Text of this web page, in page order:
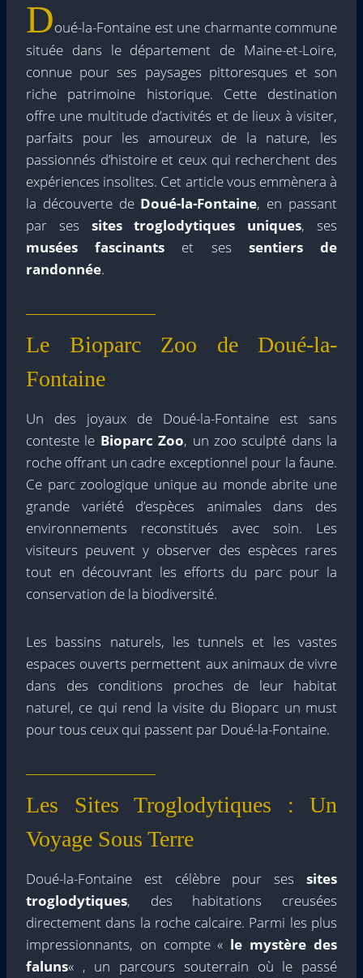
Doué-la-Fontaine est une charmante commune
située dans le département de Maine-et-Loire,
connue pour ses paysages pittoresques et son
riche patrimoine historique. Cette destination
offre une multitude d’activités et de lieux à visiter,
parfaits pour les amoureux de la nature, les
passionnés d’histoire et ceux qui recherchent des
expériences insolites. Cet article vous emmènera à
la découverte de Doué-la-Fontaine, en passant
par ses sites troglodytiques uniques, ses
musées fascinants et ses sentiers de
randonnée.
Le Bioparc Zoo de Doué-la-
Fontaine
Un des joyaux de Doué-la-Fontaine est sans
conteste le Bioparc Zoo, un zoo sculpté dans la
roche offrant un cadre exceptionnel pour la faune.
Ce parc zoologique unique au monde abrite une
grande variété d’espèces animales dans des
environnements reconstitués avec soin. Les
visiteurs peuvent y observer des espèces rares
tout en découvrant les efforts du parc pour la
conservation de la biodiversité.
Les bassins naturels, les tunnels et les vastes
espaces ouverts permettent aux animaux de vivre
dans des conditions proches de leur habitat
naturel, ce qui rend la visite du Bioparc un must
pour tous ceux qui passent par Doué-la-Fontaine.
Les Sites Troglodytiques : Un
Voyage Sous Terre
Doué-la-Fontaine est célèbre pour ses sites
troglodytiques, des habitations creusées
directement dans la roche calcaire. Parmi les plus
impressionnants, on compte « le mystère des
faluns« , un parcours souterrain où le passé